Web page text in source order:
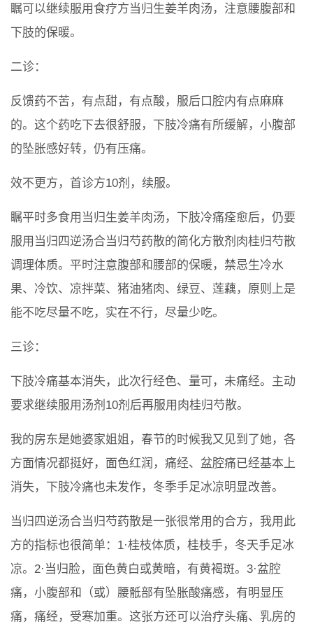
瞩可以继续服用食疗方当归生姜羊肉汤，注意腰腹部和
下肢的保暖。
二诊：
反馈药不苦，有点甜，有点酸，服后口腔内有点麻麻
的。这个药吃下去很舒服，下肢冷痛有所缓解，小腹部
的坠胀感好转，仍有压痛。
效不更方，首诊方10剂，续服。
瞩平时多食用当归生姜羊肉汤，下肢冷痛痊愈后，仍要
服用当归四逆汤合当归芍药散的简化方散剂肉桂归芍散
调理体质。平时注意腹部和腰部的保暖，禁忌生冷水
果、冷饮、凉拌菜、猪油猪肉、绿豆、莲藕，原则上是
能不吃尽量不吃，实在不行，尽量少吃。
三诊：
下肢冷痛基本消失，此次行经色、量可，未痛经。主动
要求继续服用汤剂10剂后再服用肉桂归芍散。
我的房东是她婆家姐姐，春节的时候我又见到了她，各
方面情况都挺好，面色红润，痛经、盆腔痛已经基本上
消失，下肢冷痛也未发作，冬季手足冰凉明显改善。
当归四逆汤合当归芍药散是一张很常用的合方，我用此
方的指标也很简单：1·桂枝体质，桂枝手，冬天手足冰
凉。2·当归脸，面色黄白或黄暗，有黄褐斑。3·盆腔
痛，小腹部和（或）腰骶部有坠胀酸痛感，有明显压
痛，痛经，受寒加重。这张方还可以治疗头痛、乳房的